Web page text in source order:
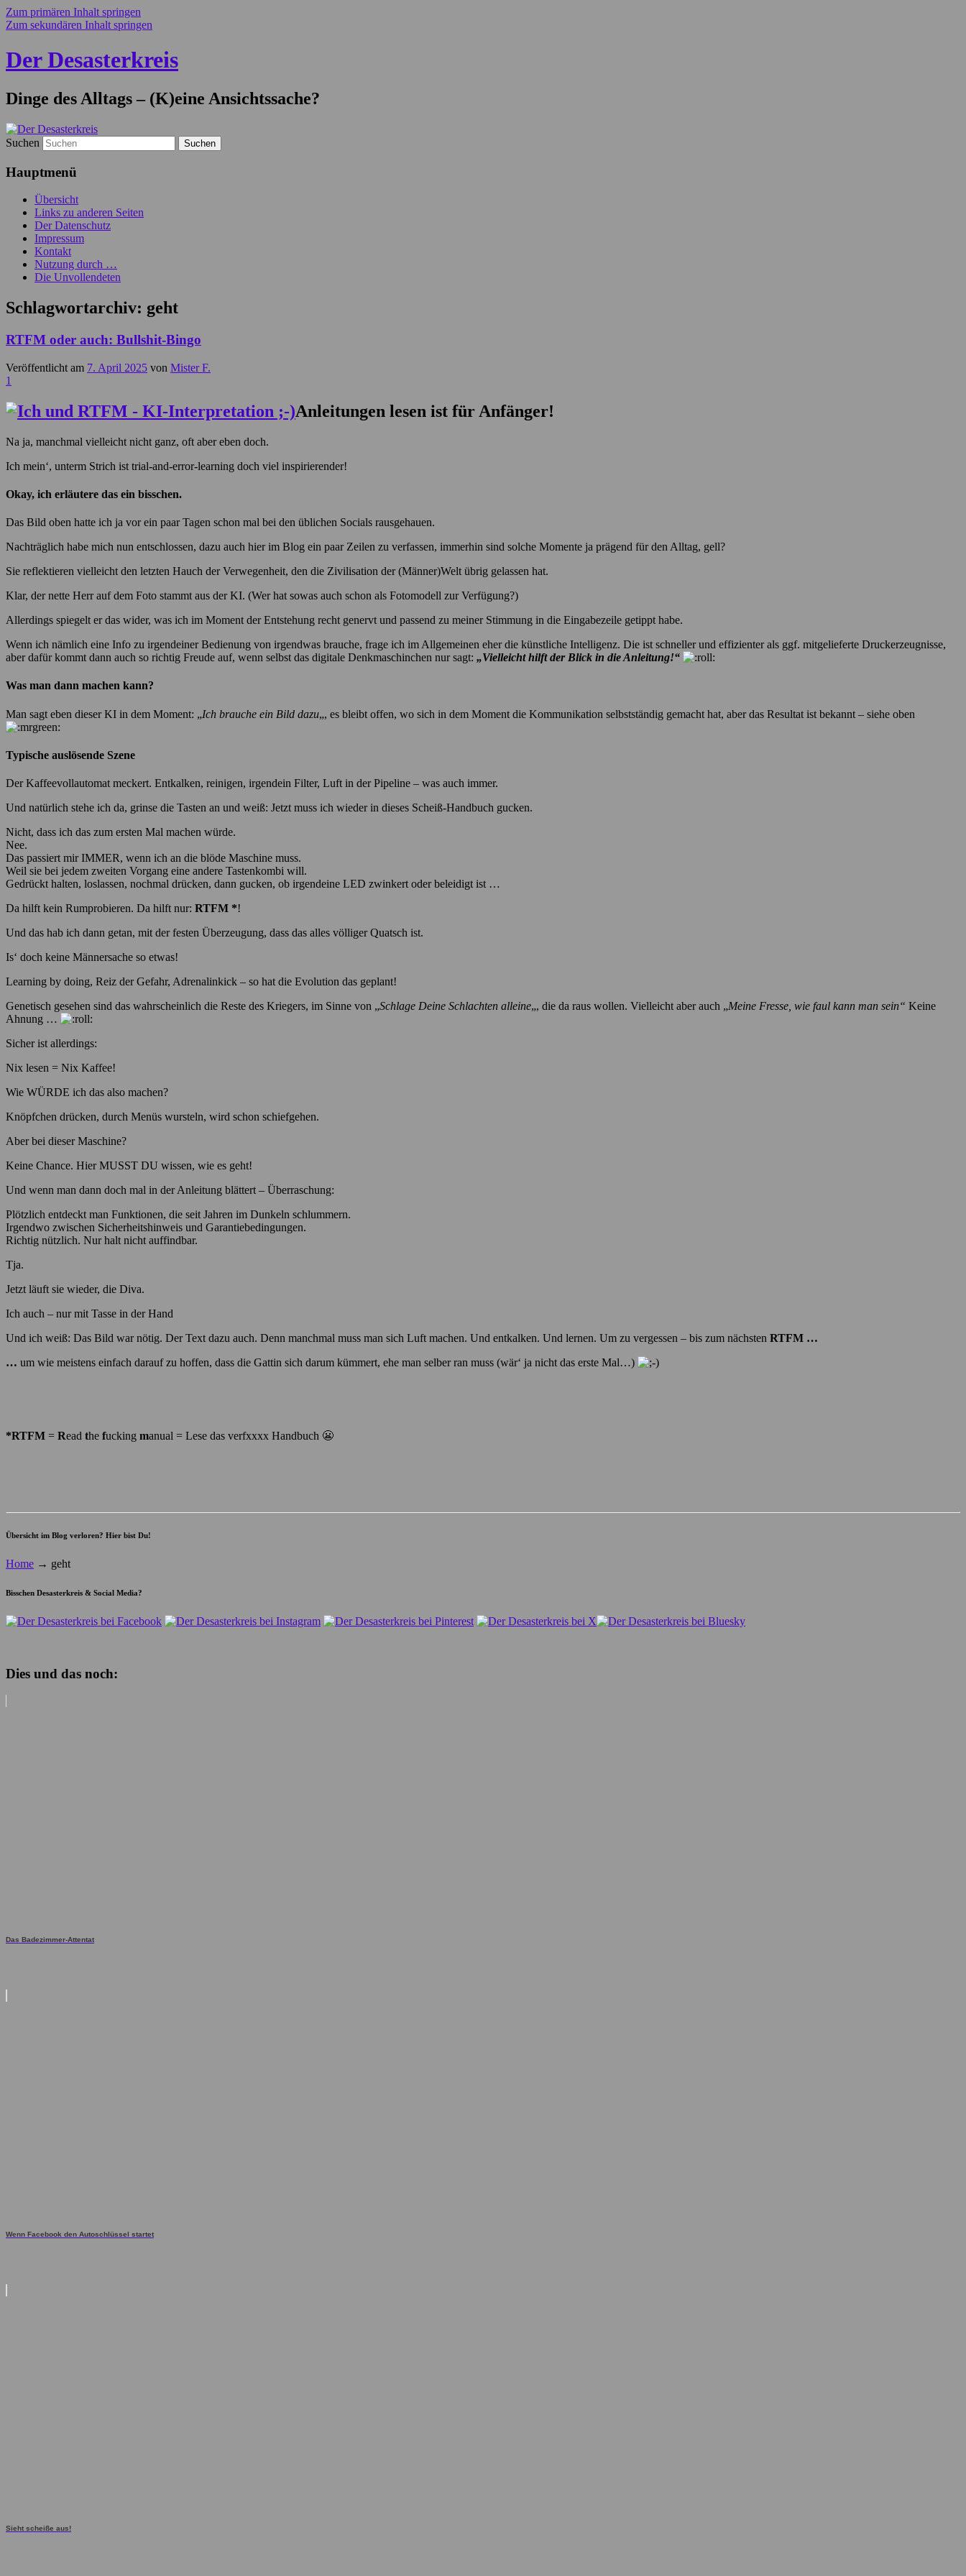
Zum primären Inhalt springen
Zum sekundären Inhalt springen
Der Desasterkreis
Dinge des Alltags – (K)eine Ansichtssache?
Suchen
Hauptmenü
Übersicht
Links zu anderen Seiten
Der Datenschutz
Impressum
Kontakt
Nutzung durch …
Die Unvollendeten
Schlagwortarchiv: geht
RTFM oder auch: Bullshit-Bingo
Veröffentlicht am 7. April 2025 von Mister F.
1
Anleitungen lesen ist für Anfänger!
Na ja, manchmal vielleicht nicht ganz, oft aber eben doch.
Ich mein‘, unterm Strich ist trial-and-error-learning doch viel inspirierender!
Okay, ich erläutere das ein bisschen.
Das Bild oben hatte ich ja vor ein paar Tagen schon mal bei den üblichen Socials rausgehauen.
Nachträglich habe mich nun entschlossen, dazu auch hier im Blog ein paar Zeilen zu verfassen, immerhin sind solche Momente ja prägend für den Alltag, gell?
Sie reflektieren vielleicht den letzten Hauch der Verwegenheit, den die Zivilisation der (Männer)Welt übrig gelassen hat.
Klar, der nette Herr auf dem Foto stammt aus der KI. (Wer hat sowas auch schon als Fotomodell zur Verfügung?)
Allerdings spiegelt er das wider, was ich im Moment der Entstehung recht genervt und passend zu meiner Stimmung in die Eingabezeile getippt habe.
Wenn ich nämlich eine Info zu irgendeiner Bedienung von irgendwas brauche, frage ich im Allgemeinen eher die künstliche Intelligenz. Die ist schneller und effizienter als ggf. mitgelieferte Druckerzeugnisse,
aber dafür kommt dann auch so richtig Freude auf, wenn selbst das digitale Denkmaschinchen nur sagt: „Vielleicht hilft der Blick in die Anleitung!“
Was man dann machen kann?
Man sagt eben dieser KI in dem Moment: „Ich brauche ein Bild dazu„, es bleibt offen, wo sich in dem Moment die Kommunikation selbstständig gemacht hat, aber das Resultat ist bekannt – siehe oben
Typische auslösende Szene
Der Kaffeevollautomat meckert. Entkalken, reinigen, irgendein Filter, Luft in der Pipeline – was auch immer.
Und natürlich stehe ich da, grinse die Tasten an und weiß: Jetzt muss ich wieder in dieses Scheiß-Handbuch gucken.
Nicht, dass ich das zum ersten Mal machen würde.
Nee.
Das passiert mir IMMER, wenn ich an die blöde Maschine muss.
Weil sie bei jedem zweiten Vorgang eine andere Tastenkombi will.
Gedrückt halten, loslassen, nochmal drücken, dann gucken, ob irgendeine LED zwinkert oder beleidigt ist …
Da hilft kein Rumprobieren. Da hilft nur: RTFM *!
Und das hab ich dann getan, mit der festen Überzeugung, dass das alles völliger Quatsch ist.
Is‘ doch keine Männersache so etwas!
Learning by doing, Reiz der Gefahr, Adrenalinkick – so hat die Evolution das geplant!
Genetisch gesehen sind das wahrscheinlich die Reste des Kriegers, im Sinne von „Schlage Deine Schlachten alleine„, die da raus wollen. Vielleicht aber auch „Meine Fresse, wie faul kann man sein“ Keine
Ahnung …
Sicher ist allerdings:
Nix lesen = Nix Kaffee!
Wie WÜRDE ich das also machen?
Knöpfchen drücken, durch Menüs wursteln, wird schon schiefgehen.
Aber bei dieser Maschine?
Keine Chance. Hier MUSST DU wissen, wie es geht!
Und wenn man dann doch mal in der Anleitung blättert – Überraschung:
Plötzlich entdeckt man Funktionen, die seit Jahren im Dunkeln schlummern.
Irgendwo zwischen Sicherheitshinweis und Garantiebedingungen.
Richtig nützlich. Nur halt nicht auffindbar.
Tja.
Jetzt läuft sie wieder, die Diva.
Ich auch – nur mit Tasse in der Hand
Und ich weiß: Das Bild war nötig. Der Text dazu auch. Denn manchmal muss man sich Luft machen. Und entkalken. Und lernen. Um zu vergessen – bis zum nächsten RTFM …
… um wie meistens einfach darauf zu hoffen, dass die Gattin sich darum kümmert, ehe man selber ran muss (wär‘ ja nicht das erste Mal…)
*RTFM = Read the fucking manual = Lese das verfxxxx Handbuch 😬
Übersicht im Blog verloren? Hier bist Du!
Home → geht
Bisschen Desasterkreis & Social Media?
Dies und das noch:
Das Badezimmer-Attentat
Wenn Facebook den Autoschlüssel startet
Sieht scheiße aus!